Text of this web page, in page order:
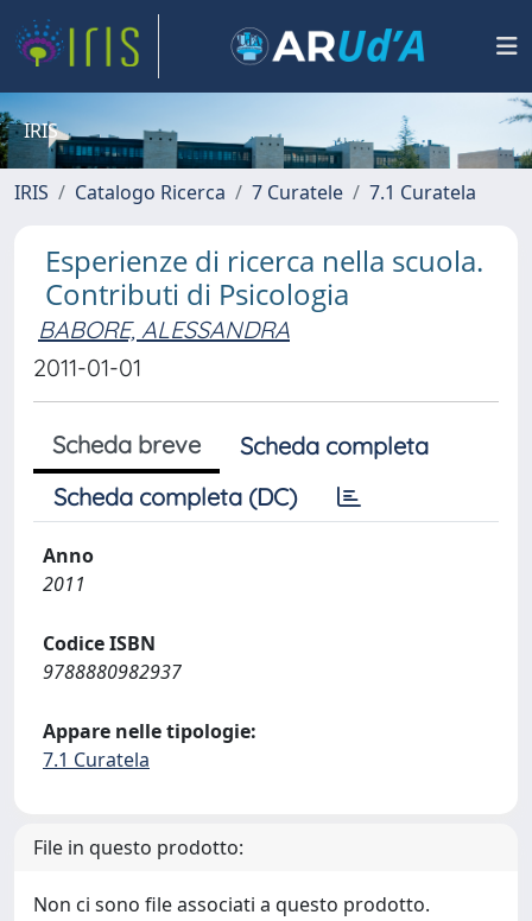
IRIS
IRIS Catalogo Ricerca 7 Curatele 7.1 Curatela
Esperienze di ricerca nella scuola.
Contributi di Psicologia
BABORE, ALESSANDRA
2011-01-01
Scheda breve
Scheda completa
Scheda completa (DC)
Anno
2011
Codice ISBN
9788880982937
Appare nelle tipologie:
7.1 Curatela
File in questo prodotto:
Non ci sono file associati a questo prodotto.